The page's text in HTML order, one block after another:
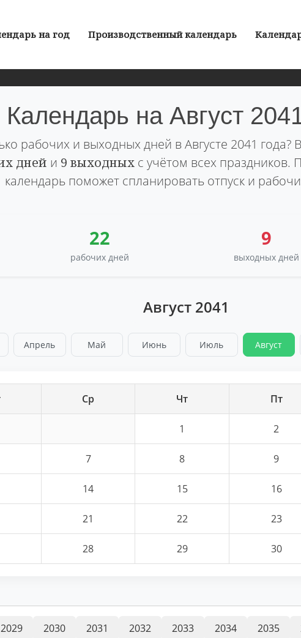
на год Производственный календарь
Календарь на Август
рабочих и выходных дней в Августе 2041 года?
дней и 9 выходныхс учётом всех праздников.
календарь поможет спланировать отпуск и
22
рабочих дней
9
выходных дней
Август 2041
Апрель Май Июнь Июль Август
Ср Чт Пт
1 2
7 8 9
14 15 16
21 22 23
28 29 30
2029 2030 2031 2032 2033 2034 2035